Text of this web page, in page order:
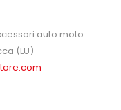
auto moto
(LU)